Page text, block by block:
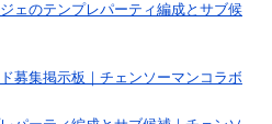
ェのテンプレパーティ編成とサブ候
募集掲示板｜チェンソーマンコラボ